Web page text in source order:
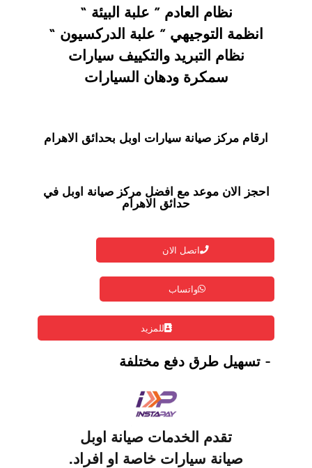
نظام العادم ” علبة البيئة “
انظمة التوجيهي ” علبة الدركسيون “
نظام التبريد والتكييف سيارات
سمكرة ودهان السيارات
ارقام مركز صيانة سيارات اوبل بحدائق الاهرام
احجز الان موعد مع افضل مركز صيانة اوبل في
حدائق الاهرام
اتصل الان
واتساب
للمزيد
- تسهيل طرق دفع مختلفة
تقدم الخدمات صيانة اوبل
صيانة سيارات خاصة او افراد.